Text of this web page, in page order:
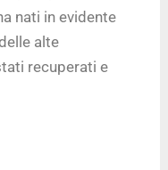
nati in evidente
alte
recuperati e